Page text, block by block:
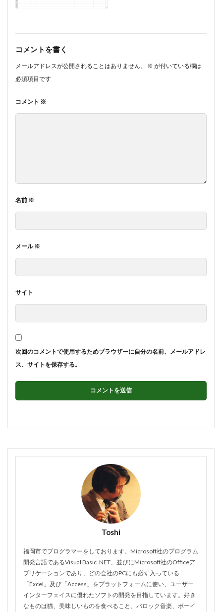
コメントを書く
メールアドレスが公開されることはありません。 ※ が付いている欄は
必須項目です
コメント ※
名前 ※
メール※
サイト
次回のコメントで使用するためブラウザーに自分の名前、メールアドレ
ス、サイトを保存する。
Toshi
福岡市でプログラマーをしております。Microsoft社のプログラム
開発言語であるVisual Basic .NET、並びにMicrosoft社のOfficeア
プリケーションであり、どの会社のPCにも必ず入っている
「Excel」及び「Access」をプラットフォームに使い、ユーザー
インターフェイスに優れたソフトの開発を目指しています。好き
なものは猫、美味しいものを食べること、バロック音楽、ボーイ